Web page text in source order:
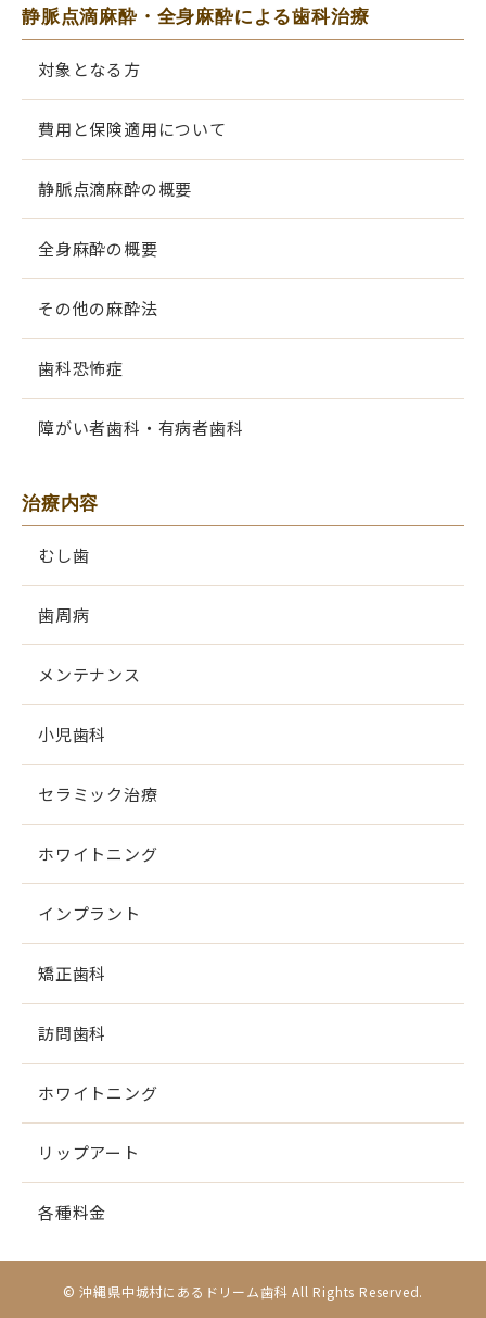
静脈点滴麻酔・全身麻酔による歯科治療
対象となる方
費用と保険適用について
静脈点滴麻酔の概要
全身麻酔の概要
その他の麻酔法
歯科恐怖症
障がい者歯科・有病者歯科
治療内容
むし歯
歯周病
メンテナンス
小児歯科
セラミック治療
ホワイトニング
インプラント
矯正歯科
訪問歯科
ホワイトニング
リップアート
各種料金
© 沖縄県中城村にあるドリーム歯科 All Rights Reserved.